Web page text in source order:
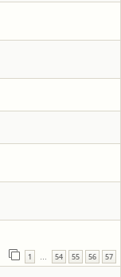
1 … 54 55 56 57